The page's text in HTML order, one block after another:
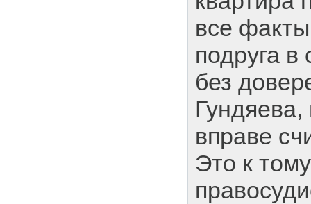
все
подруга в
без
вправе
Это к